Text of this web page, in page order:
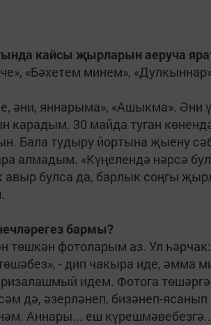
кайсы җырларын аеруча
«Бәхетем минем»,
әни, яннарыма», «Ашыкма». Әни
карадым. 30 майда туган
Бала тудыру йортына җыену
алмадым. «Күңелендә нәрсә
авыр булса да, барлык соңгы
бармы?
төшкән фотоларым аз. Ул
- дип чакыра иде, әмма
ризалашмый идем. Фотога төшәргә
дә, әзерләнеп, бизәнеп-
Аннары... еш